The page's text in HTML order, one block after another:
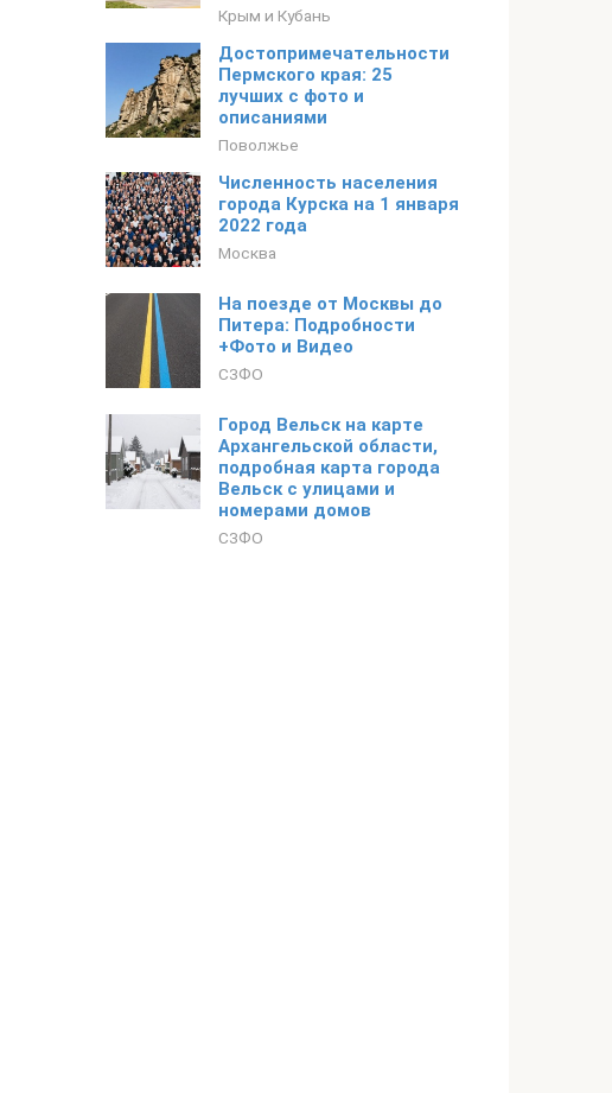
Крым и Кубань
Достопримечательности
Пермского края: 25
лучших с фото и
описаниями
Поволжье
Численность населения
города Курска на 1 января
2022 года
Москва
На поезде от Москвы до
Питера: Подробности
+Фото и Видео
СЗФО
Город Вельск на карте
Архангельской области,
подробная карта города
Вельск с улицами и
номерами домов
СЗФО